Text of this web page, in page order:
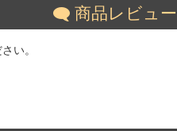
商品レビュー
い。